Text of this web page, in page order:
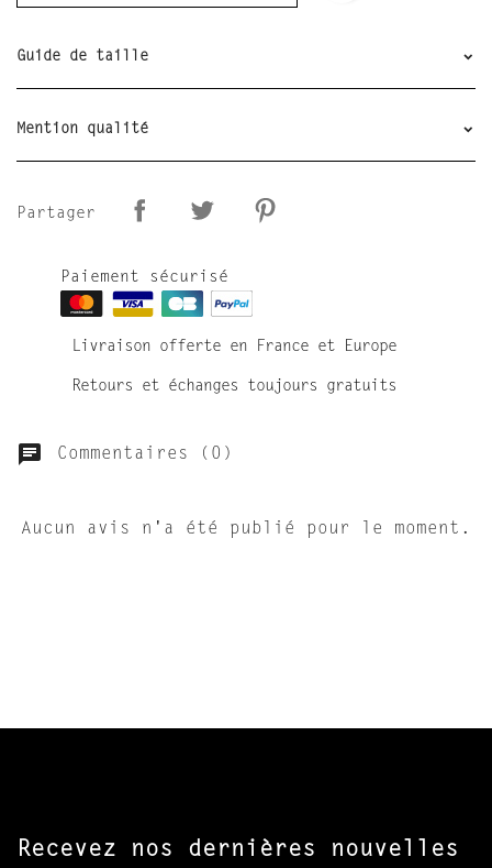
Guide de taille
Mention qualité
Partager
Paiement sécurisé
Livraison offerte en France et Europe
Retours et échanges toujours gratuits
Commentaires (0)
Aucun avis n'a été publié pour le moment.
Recevez nos dernières nouvelles